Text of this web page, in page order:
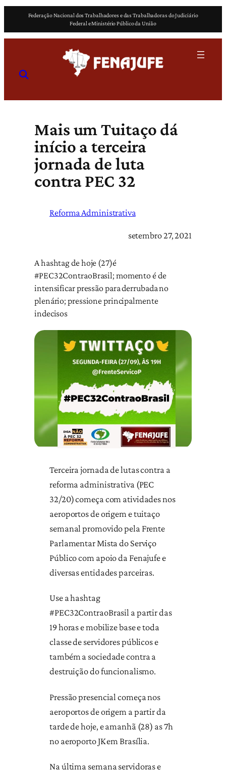
o
Federação Nacional dos Trabalhadores e das Trabalhadoras do Judiciário
Federal e Ministério Público da União
Mais um Tuitaço dá
início a terceira
jornada de luta
contra PEC 32
Reforma Administrativa
setembro 27, 2021
A hashtag de hoje (27)é
#PEC32ContraoBrasil; momento é de
intensificar pressão para derrubada no
plenário; pressione principalmente
indecisos
Terceira jornada de lutas contra a
reforma administrativa (PEC
32/20) começa com atividades nos
aeroportos de origem e tuitaço
semanal promovido pela Frente
Parlamentar Mista do Serviço
Público com apoio da Fenajufe e
diversas entidades parceiras.
Use a hashtag
#PEC32ContraoBrasil a partir das
19 horas e mobilize base e toda
classe de servidores públicos e
também a sociedade contra a
destruição do funcionalismo.
Pressão presencial começa nos
aeroportos de origem a partir da
tarde de hoje, e amanhã (28) as 7h
no aeroporto JK em Brasília.
Na última semana servidoras e